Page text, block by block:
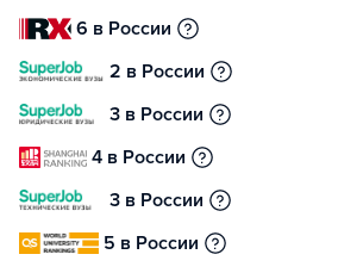
6 в России
2 в России
3 в России
4 в России
3 в России
5 в России